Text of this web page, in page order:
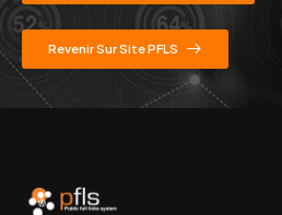
Revenir Sur Site PFLS